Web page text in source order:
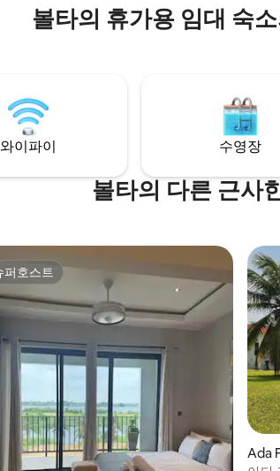
이 갖춰져 있으므로 모기에 대해 걱정하
필요가 없습니다. 그런 다음 태양과 함께
서 휴
투어를 즐
볼타의 휴가용 임대 숙
와이파이 수영장
볼타의 다른 근사
만점), 후기 5개
퍼호스트
퍼호스트
Ada